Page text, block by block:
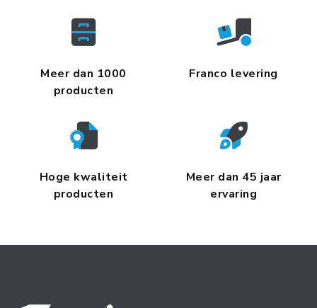
Meer dan 1000
producten
Franco levering
Hoge kwaliteit
producten
Meer dan 45 jaar
ervaring